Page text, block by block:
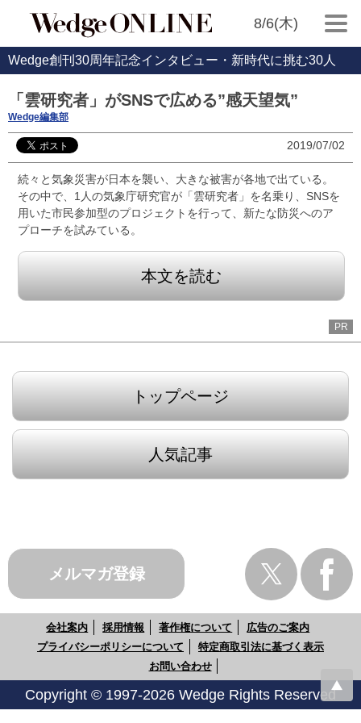
8/6(木)
Wedge創刊30周年記念インタビュー・新時代に挑む30人
「雲研究者」がSNSで広める”感天望気”
Wedge編集部
2019/07/02
続々と気象災害が日本を襲い、大きな被害が各地で出ている。
その中で、1人の気象庁研究官が「雲研究者」を名乗り、SNSを
用いた市民参加型のプロジェクトを行って、新たな防災へのア
プローチを試みている。
本文を読む
PR
トップページ
人気記事
メルマガ登録
会社案内 採用情報 著作権について
広告のご案内
プライバシーポリシーについて
特定商取引法に基づく表示
お問い合わせ
Copyright © 1997-2026 Wedge Rights Reserved